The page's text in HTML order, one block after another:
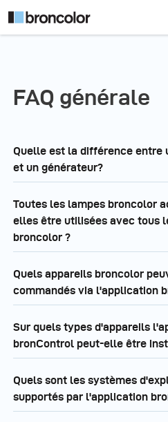
FAQ générale
Quelle est la différence entre
et un générateur?
Toutes les lampes broncolor
elles être utilisées avec tous
broncolor ?
Quels appareils broncolor
commandés via l'application
Sur quels types d'appareils
bronControl peut-elle être
Quels sont les systèmes
supportés par l'application